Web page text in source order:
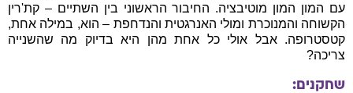
עם המון המון מוטיבציה. החיבור הראשוני בין השתיים – קת'רין
הקשוחה והמנוכרת ומולי האנרגטית והנדחפת – הוא, במילה אחת,
קטסטרופה. אבל אולי כל אחת מהן היא בדיוק מה שהשנייה
צריכה?
שחקנים: